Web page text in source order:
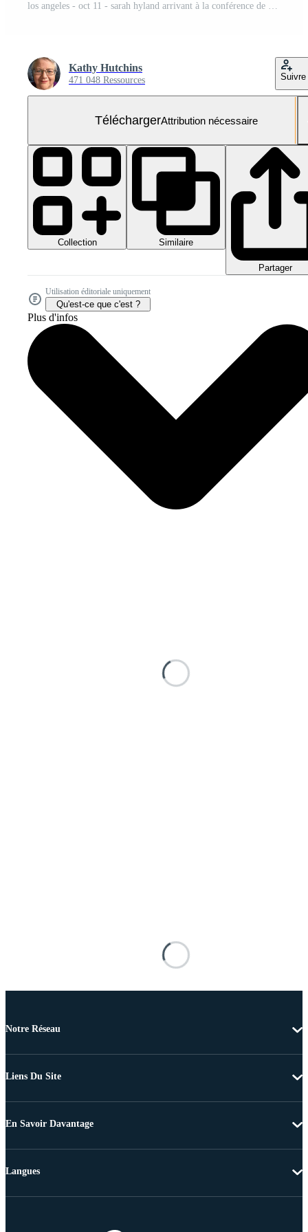
los angeles - oct 11 - sarah hyland arrivant à la conférence de presse des nominations aux american music awards 2011 au jw marriott los angeles at la live le 11 octobre 2011 à los angeles, ca
Kathy Hutchins
471 048 Ressources Suivre
TéléchargerAttribution nécessaire
Collection Similaire
Partager
Utilisation éditoriale uniquement
Qu'est-ce que c'est ?
Plus d'infos
Notre Réseau
Liens Du Site
En Savoir Davantage
Langues